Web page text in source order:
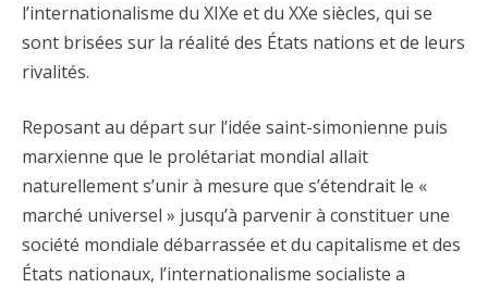
l’internationalisme du XIXe et du XXe siècles, qui se
sont brisées sur la réalité des États nations et de leurs
rivalités.
Reposant au départ sur l’idée saint-simonienne puis
marxienne que le prolétariat mondial allait
naturellement s’unir à mesure que s’étendrait le «
marché universel » jusqu’à parvenir à constituer une
société mondiale débarrassée et du capitalisme et des
États nationaux, l’internationalisme socialiste a